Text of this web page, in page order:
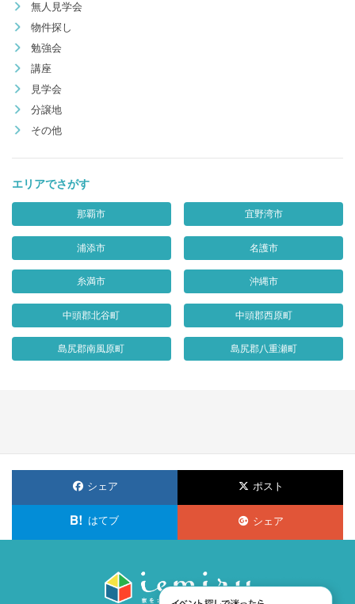
無人見学会
物件探し
勉強会
講座
見学会
分譲地
その他
エリアでさがす
那覇市 宜野湾市
浦添市 名護市
糸満市 沖縄市
中頭郡北谷町 中頭郡西原町
島尻郡南風原町 島尻郡八重瀬町
シェア ポスト
はてブ シェア